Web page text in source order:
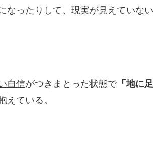
なったりして、現実が見えていない
自信がつきまとった状態で「地に足
えている。